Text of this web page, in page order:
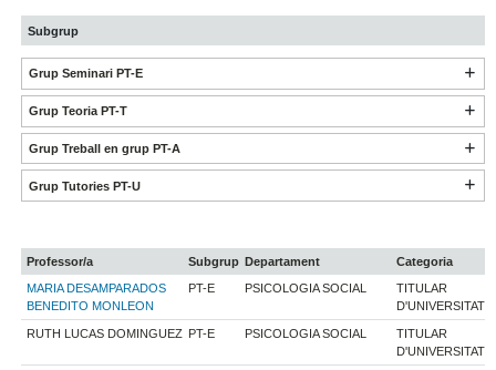
Subgrup
Grup Seminari PT-E
Grup Teoria PT-T
Grup Treball en grup PT-A
Grup Tutories PT-U
Professor/a Subgrup Departament
Categoria
MARIA DESAMPARADOS
BENEDITO MONLEON
PT-E PSICOLOGIA SOCIAL
TITULAR
D'UNIVERSITAT
RUTH LUCAS DOMINGUEZ PT-E PSICOLOGIA SOCIAL
TITULAR
D'UNIVERSITAT